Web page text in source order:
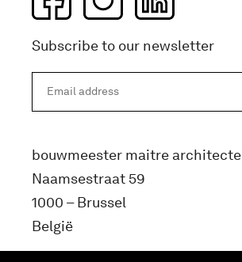
Subscribe to our newsletter
bouwmeester maitre architecte
Naamsestraat 59
1000 – Brussel
België